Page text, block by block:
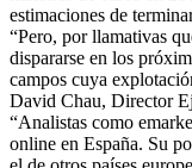
estimaciones de
“Pero, por llamativas
dispararse en los
campos cuya
David Chau, Director
“Analistas como
online en España. Su